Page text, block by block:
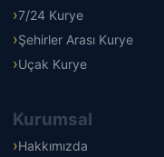
7/24 Kurye
Şehirler Arası Kurye
Uçak Kurye
Kurumsal
Hakkımızda